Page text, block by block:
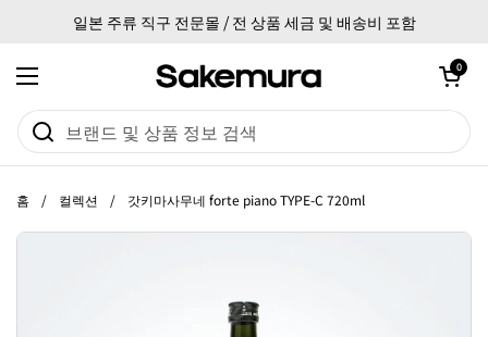
일본 주류 직구 전문몰 / 전 상품 세금 및 배송비 포함
메뉴 열기
카트 열기
0
홈 / 컬렉션 / 갓키마사무네 forte piano TYPE-C 720ml